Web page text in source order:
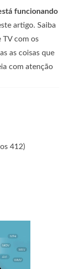
funcionando
artigo. Saiba
TV com os
as coisas que
com atenção
412)